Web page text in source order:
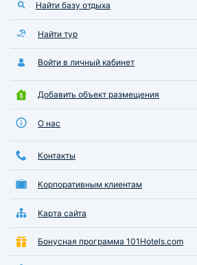
Найти базу отдыха
Найти тур
Войти в личный кабинет
Добавить объект размещения
О нас
Контакты
Корпоративным клиентам
Карта сайта
Бонусная программа 101Hotels.com